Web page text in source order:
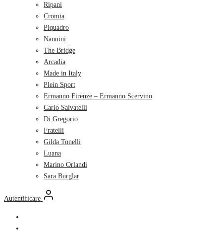
Ripani
Cromia
Piquadro
Nannini
The Bridge
Arcadia
Made in Italy
Plein Sport
Ermanno Firenze – Ermanno Scervino
Carlo Salvatelli
Di Gregorio
Fratelli
Gilda Tonelli
Luana
Marino Orlandi
Sara Burglar
Autentificare